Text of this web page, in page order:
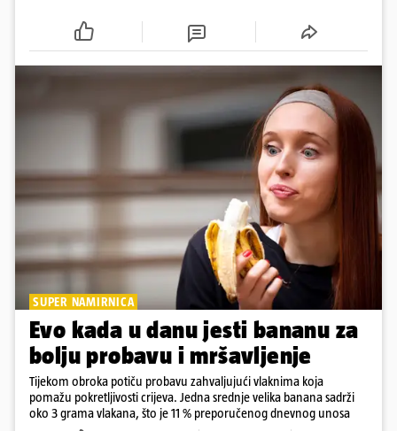
cijepljen protiv virusnih zaraznih bolesti
SUPER NAMIRNICA
Evo kada u danu jesti bananu za
bolju probavu i mršavljenje
Tijekom obroka potiču probavu zahvaljujući vlaknima koja
pomažu pokretljivosti crijeva. Jedna srednje velika banana sadrži
oko 3 grama vlakana, što je 11 % preporučenog dnevnog unosa